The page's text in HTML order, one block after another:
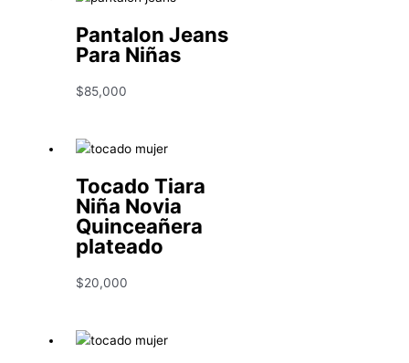
Pantalon Jeans
Para Niñas
$85,000
Tocado Tiara
Niña Novia
Quinceañera
plateado
$20,000